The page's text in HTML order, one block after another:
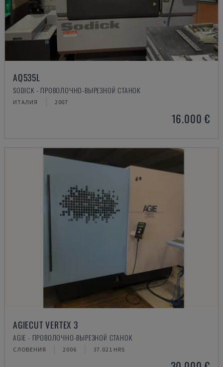
AQ535L
SODICK - ПРОВОЛОЧНО-ВЫРЕЗНОЙ СТАНОК
ИТАЛИЯ 2007
16.000 €
AGIECUT VERTEX 3
AGIE - ПРОВОЛОЧНО-ВЫРЕЗНОЙ СТАНОК
СЛОВЕНИЯ 2006 37.021 HRS